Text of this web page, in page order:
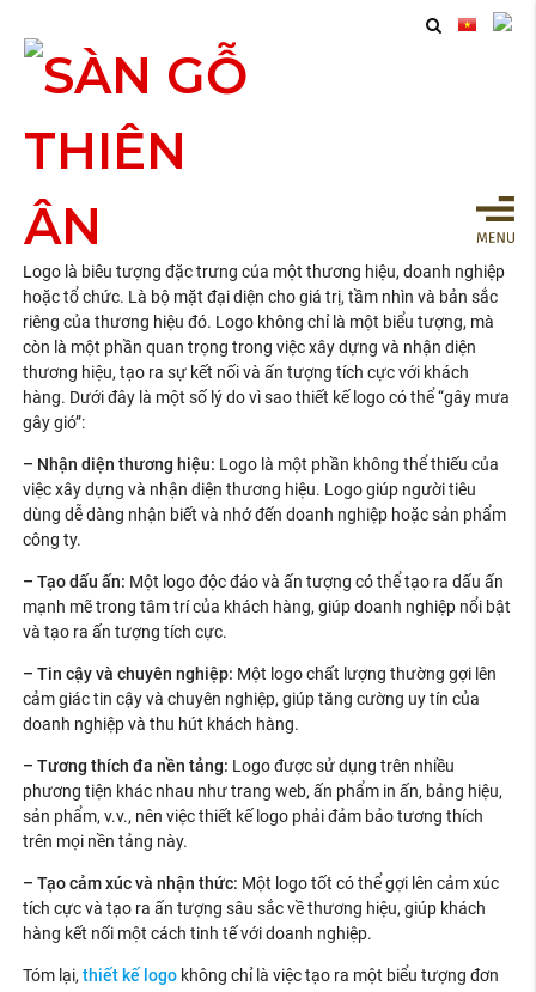
Thiết Kế Logo Tại Bình
Dương
Logo là biểu tượng đặc trưng của một thương hiệu, doanh nghiệp
hoặc tổ chức. Là bộ mặt đại diện cho giá trị, tầm nhìn và bản sắc
riêng của thương hiệu đó. Logo không chỉ là một biểu tượng, mà
còn là một phần quan trọng trong việc xây dựng và nhận diện
thương hiệu, tạo ra sự kết nối và ấn tượng tích cực với khách
hàng. Dưới đây là một số lý do vì sao thiết kế logo có thể “gây mưa
gây gió”:
– Nhận diện thương hiệu: Logo là một phần không thể thiếu của
việc xây dựng và nhận diện thương hiệu. Logo giúp người tiêu
dùng dễ dàng nhận biết và nhớ đến doanh nghiệp hoặc sản phẩm
công ty.
– Tạo dấu ấn: Một logo độc đáo và ấn tượng có thể tạo ra dấu ấn
mạnh mẽ trong tâm trí của khách hàng, giúp doanh nghiệp nổi bật
và tạo ra ấn tượng tích cực.
– Tin cậy và chuyên nghiệp: Một logo chất lượng thường gợi lên
cảm giác tin cậy và chuyên nghiệp, giúp tăng cường uy tín của
doanh nghiệp và thu hút khách hàng.
– Tương thích đa nền tảng: Logo được sử dụng trên nhiều
phương tiện khác nhau như trang web, ấn phẩm in ấn, bảng hiệu,
sản phẩm, v.v., nên việc thiết kế logo phải đảm bảo tương thích
trên mọi nền tảng này.
– Tạo cảm xúc và nhận thức: Một logo tốt có thể gợi lên cảm xúc
tích cực và tạo ra ấn tượng sâu sắc về thương hiệu, giúp khách
hàng kết nối một cách tinh tế với doanh nghiệp.
Tóm lại, thiết kế logokhông chỉ là việc tạo ra một biểu tượng đơn